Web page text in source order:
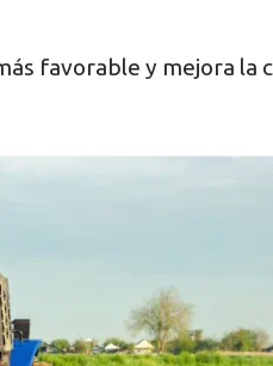
favorable y mejora la